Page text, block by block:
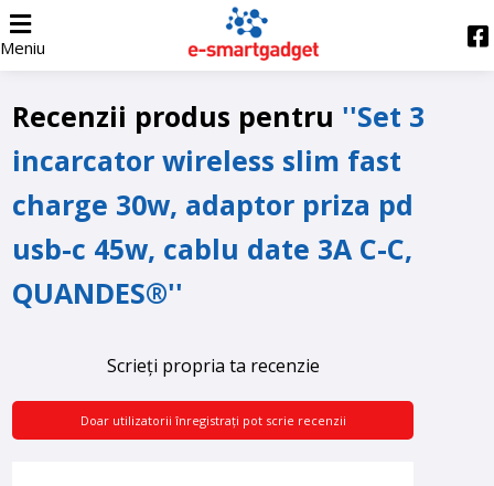
Meniu
Recenzii produs pentru
Set 3
incarcator wireless slim fast
charge 30w, adaptor priza pd
usb-c 45w, cablu date 3A C-C,
QUANDES®
Scrieți propria ta recenzie
Doar utilizatorii înregistrați pot scrie recenzii